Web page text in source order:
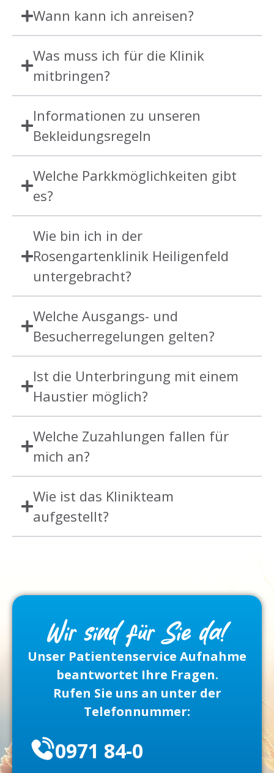
Wann kann ich anreisen?
Was muss ich für die Klinik
mitbringen?
Informationen zu unseren
Bekleidungsregeln
Welche Parkkmöglichkeiten gibt
es?
Wie bin ich in der
Rosengartenklinik Heiligenfeld
untergebracht?
Welche Ausgangs- und
Besucherregelungen gelten?
Ist die Unterbringung mit einem
Haustier möglich?
Welche Zuzahlungen fallen für
mich an?
Wie ist das Klinikteam
aufgestellt?
Wir sind für Sie da!
Unser Patientenservice Aufnahme
beantwortet Ihre Fragen.
Rufen Sie uns an unter der
Telefonnummer:
0971 84-0